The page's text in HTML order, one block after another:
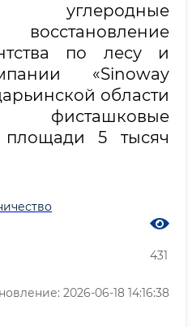
углеродные
по лесу и
«Sinoway
области
5 тысяч
431
2026-06-18 14:16:38